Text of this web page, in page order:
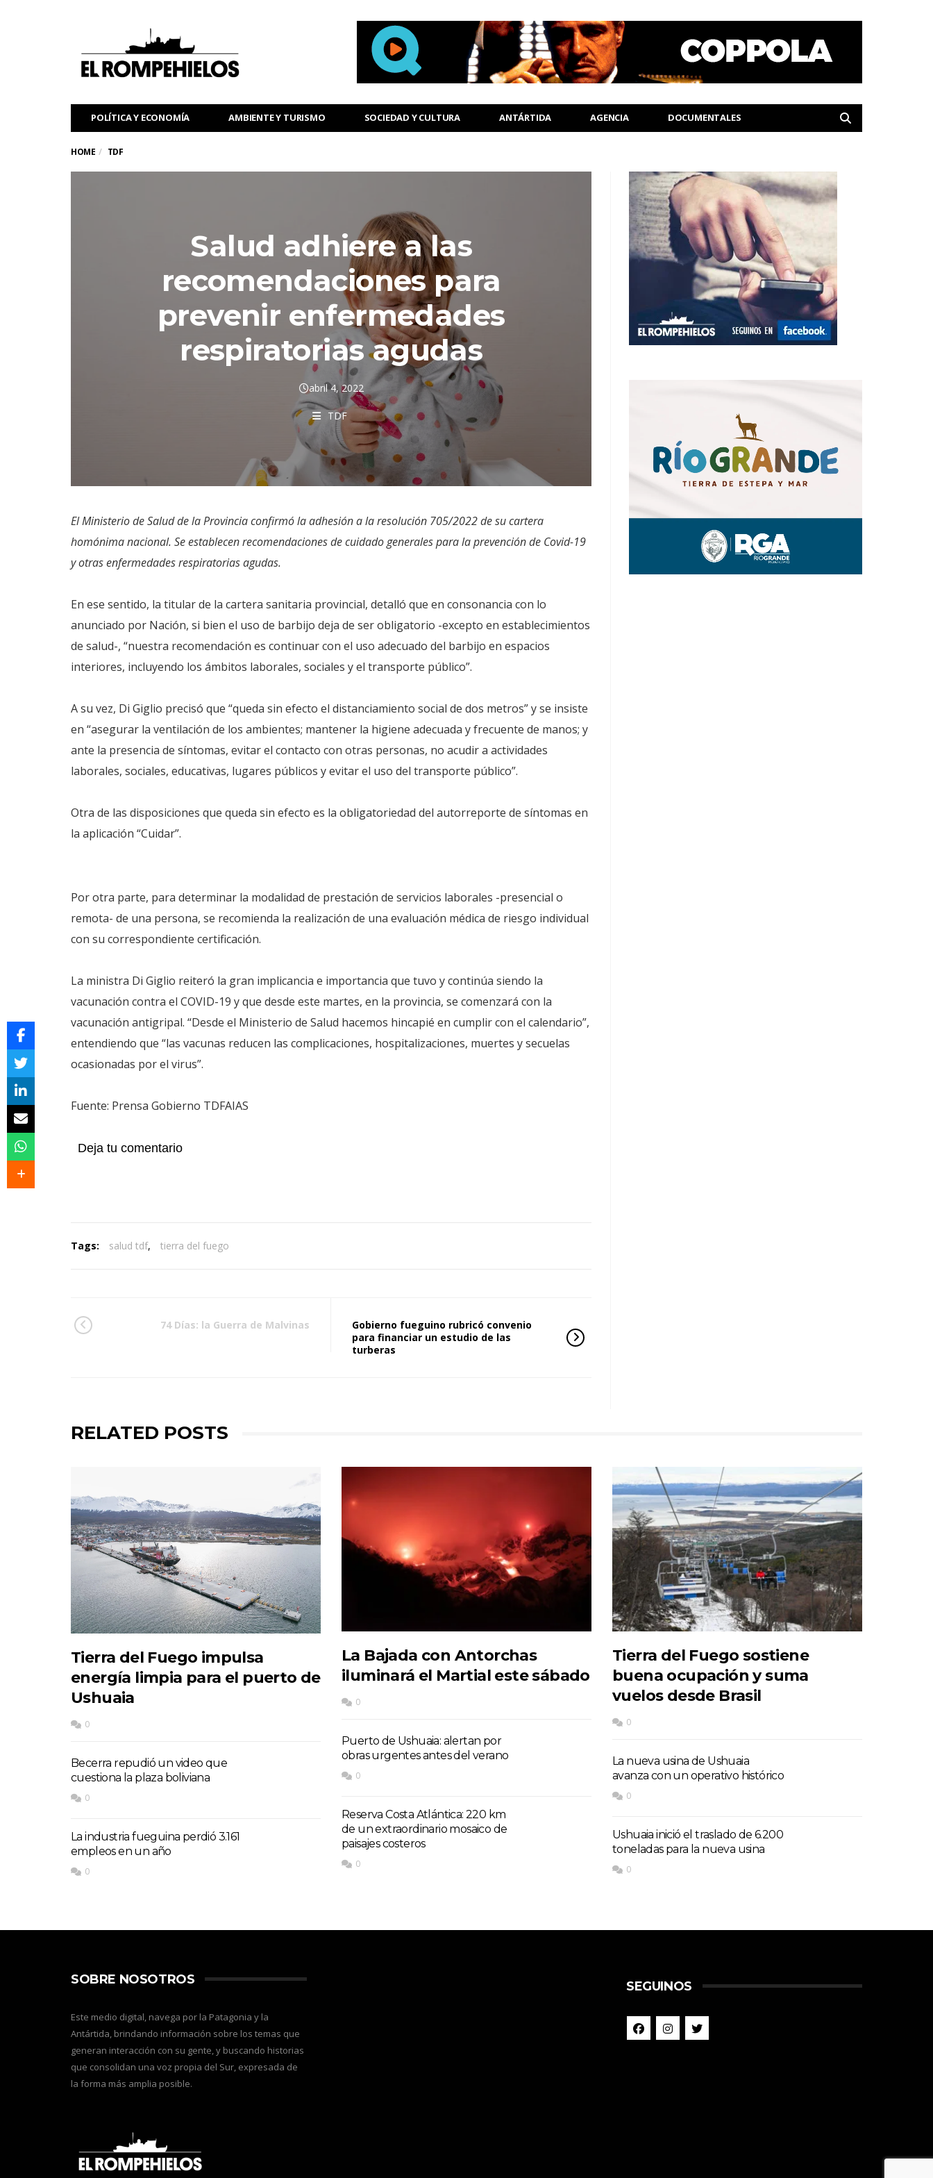
POLÍTICA Y ECONOMÍA AMBIENTE Y TURISMO SOCIEDAD Y CULTURA ANTÁRTIDA AGENCIA DOCUMENTALES
HOME TDF
Salud adhiere a las
recomendaciones para
prevenir enfermedades
respiratorias agudas
abril 4, 2022
TDF
El Ministerio de Salud de la Provincia confirmó la adhesión a la resolución 705/2022 de su cartera
homónima nacional. Se establecen recomendaciones de cuidado generales para la prevención de Covid-19
y otras enfermedades respiratorias agudas.
En ese sentido, la titular de la cartera sanitaria provincial, detalló que en consonancia con lo
anunciado por Nación, si bien el uso de barbijo deja de ser obligatorio -excepto en establecimientos
de salud-, “nuestra recomendación es continuar con el uso adecuado del barbijo en espacios
interiores, incluyendo los ámbitos laborales, sociales y el transporte público”.
A su vez, Di Giglio precisó que “queda sin efecto el distanciamiento social de dos metros” y se insiste
en “asegurar la ventilación de los ambientes; mantener la higiene adecuada y frecuente de manos; y
ante la presencia de síntomas, evitar el contacto con otras personas, no acudir a actividades
laborales, sociales, educativas, lugares públicos y evitar el uso del transporte público”.
Otra de las disposiciones que queda sin efecto es la obligatoriedad del autorreporte de síntomas en
la aplicación “Cuidar”.
Por otra parte, para determinar la modalidad de prestación de servicios laborales -presencial o
remota- de una persona, se recomienda la realización de una evaluación médica de riesgo individual
con su correspondiente certificación.
La ministra Di Giglio reiteró la gran implicancia e importancia que tuvo y continúa siendo la
vacunación contra el COVID-19 y que desde este martes, en la provincia, se comenzará con la
vacunación antigripal. “Desde el Ministerio de Salud hacemos hincapié en cumplir con el calendario”,
entendiendo que “las vacunas reducen las complicaciones, hospitalizaciones, muertes y secuelas
ocasionadas por el virus”.
Fuente: Prensa Gobierno TDFAIAS
Deja tu comentario
Tags: salud tdf, tierra del fuego
74 Días: la Guerra de Malvinas
Gobierno fueguino rubricó convenio
para financiar un estudio de las
turberas
RELATED POSTS
Tierra del Fuego impulsa
energía limpia para el puerto de
Ushuaia
0
Becerra repudió un video que
cuestiona la plaza boliviana
0
La industria fueguina perdió 3.161
empleos en un año
0
La Bajada con Antorchas
iluminará el Martial este sábado
0
Puerto de Ushuaia: alertan por
obras urgentes antes del verano
0
Reserva Costa Atlántica: 220 km
de un extraordinario mosaico de
paisajes costeros
0
Tierra del Fuego sostiene
buena ocupación y suma
vuelos desde Brasil
0
La nueva usina de Ushuaia
avanza con un operativo histórico
0
Ushuaia inició el traslado de 6.200
toneladas para la nueva usina
0
SOBRE NOSOTROS
Este medio digital, navega por la Patagonia y la
Antártida, brindando información sobre los temas que
generan interacción con su gente, y buscando historias
que consolidan una voz propia del Sur, expresada de
la forma más amplia posible.
SEGUINOS